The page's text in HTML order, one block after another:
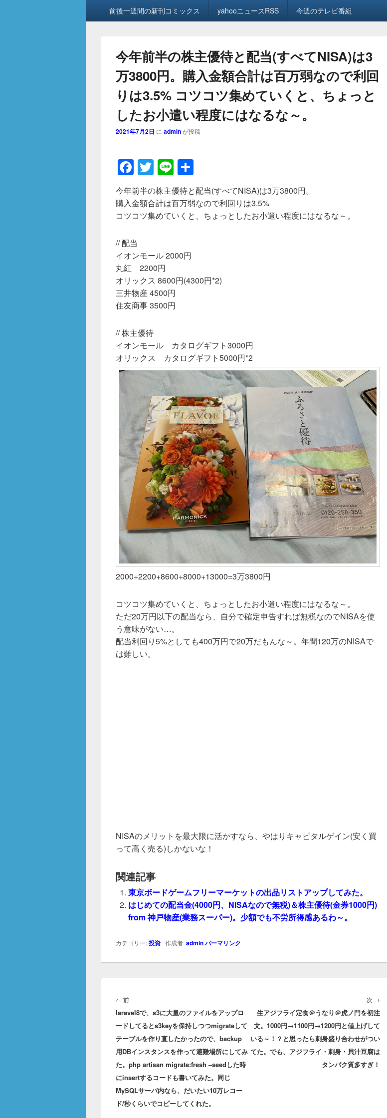
前後一週間の新刊コミックス yahooニュースRSS 今週のテレビ番組
今年前半の株主優待と配当(すべてNISA)は3
万3800円。購入金額合計は百万弱なので利回
りは3.5% コツコツ集めていくと、ちょっと
したお小遣い程度にはなるな～。
2021年7月2日 に adminが投稿
F
a
c
e
o
o
k
T
wi
tt
er
Li
n
e
有
今年前半の株主優待と配当(すべてNISA)は3万3800円。
購入金額合計は百万弱なので利回りは3.5%
コツコツ集めていくと、ちょっとしたお小遣い程度にはなるな～。
// 配当
イオンモール 2000円
丸紅 2200円
オリックス 8600円(4300円*2)
三井物産 4500円
住友商事 3500円
// 株主優待
イオンモール カタログギフト3000円
オリックス カタログギフト5000円*2
2000+2200+8600+8000+13000=3万3800円
コツコツ集めていくと、ちょっとしたお小遣い程度にはなるな～。
ただ20万円以下の配当なら、自分で確定申告すれば無税なのでNISAを使
う意味がない…。
配当利回り5%としても400万円で20万だもんな～。年間120万のNISAで
は難しい。
NISAのメリットを最大限に活かすなら、やはりキャピタルゲイン(安く買
って高く売る)しかないな！
関連記事
東京ボードゲームフリーマーケットの出品リストアップしてみた。
はじめての配当金(4000円、NISAなので無税)＆株主優待(金券1000円)
from 神戸物産(業務スーパー)。少額でも不労所得感あるわ～。
カテゴリー:投資 作成者:adminパーマリンク
稿
ナ
ー
シ
ョ
ン
← 前前
の
投
稿:
laravel8で、s3に大量のファイルをアップロ
ードしてるとs3keyを保持しつつmigrateして
テーブルを作り直したかったので、backup
用DBインスタンスを作って避難場所にしてみ
た。php artisan migrate:fresh –seedした時
にinsertするコードも書いてみた。同じ
MySQLサーバ内なら、だいたい10万レコー
ド/秒くらいでコピーしてくれた。
次 →
の
稿:
生アジフライ定食＠うなり＠虎ノ門を初注
文。1000円→1100円→1200円と値上げして
いる～！？と思ったら刺身盛り合わせがつい
てた。でも、アジフライ・刺身・貝汁豆腐は
タンパク質多すぎ！